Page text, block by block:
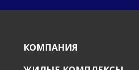
КОМПАНИЯ